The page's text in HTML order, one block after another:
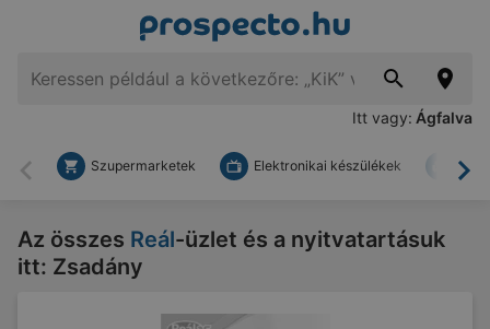
Itt vagy: Ágfalva
Vissza
Szupermarketek Elektronikai készülékek
Az összes Reál-üzlet és a nyitvatartásuk
itt: Zsadány